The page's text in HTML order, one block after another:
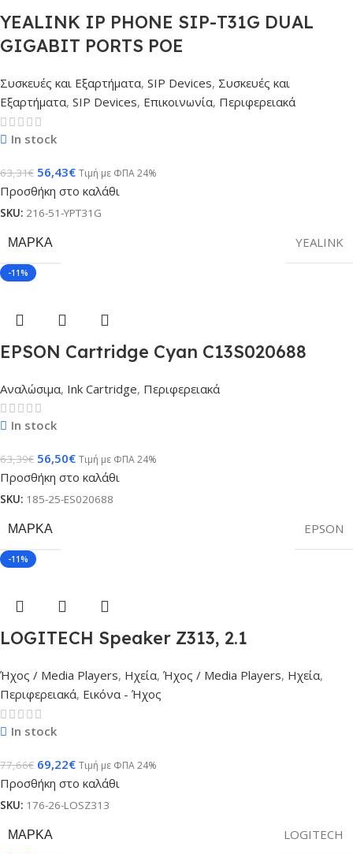
YEALINK IP PHONE SIP-T31G DUAL
GIGABIT PORTS POE
Συσκευές και Εξαρτήματα, SIP Devices, Συσκευές και
Εξαρτήματα, SIP Devices, Επικοινωνία, Περιφερειακά
In stock
63,31€ 56,43€ Τιμή με ΦΠΑ 24%
Προσθήκη στο καλάθι
SKU: 216-51-YPT31G
ΜΆΡΚΑ YEALINK
-11%
EPSON Cartridge Cyan C13S020688
Αναλώσιμα, Ink Cartridge, Περιφερειακά
In stock
63,39€ 56,50€ Τιμή με ΦΠΑ 24%
Προσθήκη στο καλάθι
SKU: 185-25-ES020688
ΜΆΡΚΑ EPSON
-11%
LOGITECH Speaker Z313, 2.1
Ήχος / Media Players, Ηχεία, Ήχος / Media Players, Ηχεία,
Περιφερειακά, Εικόνα - Ήχος
In stock
77,66€ 69,22€ Τιμή με ΦΠΑ 24%
Προσθήκη στο καλάθι
SKU: 176-26-LOSZ313
ΜΆΡΚΑ LOGITECH